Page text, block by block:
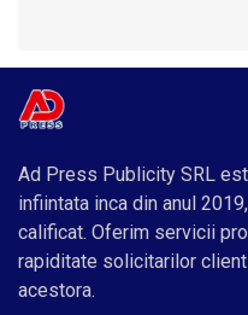
Ad Press Publicity SRL
infiintata inca din anul
calificat. Oferim servicii
rapiditate solicitarilor
acestora.